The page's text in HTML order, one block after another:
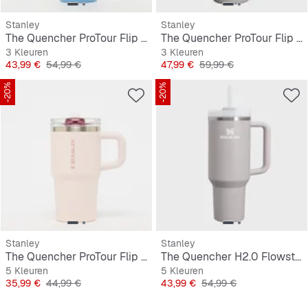
Stanley
The Quencher ProTour Flip Straw Tumbler | 0,9L
3 Kleuren
Prijs
43,99 € Originele Prijs
54,99 €
Stanley
The Quencher ProTour Flip Straw Tumbler | 1,2L
3 Kleuren
Prijs
47,99 € Originele Prijs
59,99 €
-20%
Stanley
The Quencher ProTour Flip Straw Tumbler | 0,6L
5 Kleuren
Prijs
35,99 € Originele Prijs
44,99 €
-20%
Stanley
The Quencher H2.0 Flowstate Tumbler | 1,2L
5 Kleuren
Prijs
43,99 € Originele Prijs
54,99 €